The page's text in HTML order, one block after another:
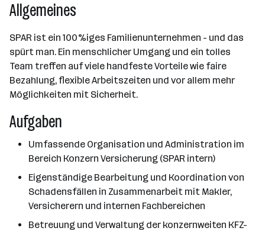
Allgemeines
SPAR ist ein 100%iges Familienunternehmen - und das
spürt man. Ein menschlicher Umgang und ein tolles
Team treffen auf viele handfeste Vorteile wie faire
Bezahlung, flexible Arbeitszeiten und vor allem mehr
Möglichkeiten mit Sicherheit.
Aufgaben
Umfassende Organisation und Administration im
Bereich Konzern Versicherung (SPAR intern)
Eigenständige Bearbeitung und Koordination von
Schadensfällen in Zusammenarbeit mit Makler,
Versicherern und internen Fachbereichen
Betreuung und Verwaltung der konzernweiten KFZ-